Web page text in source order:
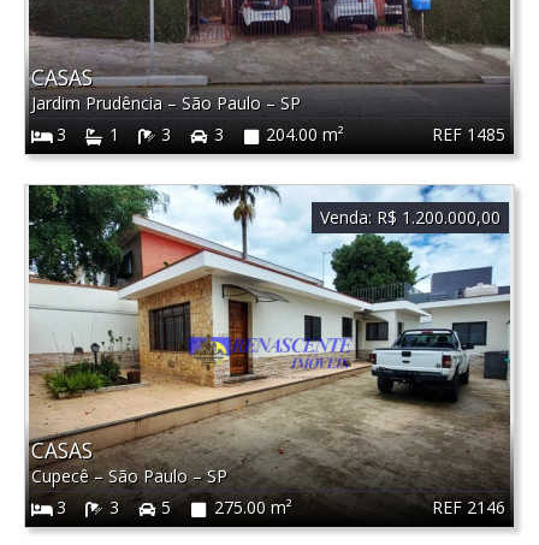
REF 1485
CASAS
Jardim Prudência– São Paulo–SP
3
1 3 3 204.00 m²
REF 2146
CASAS
Cupecê– São Paulo–SP
3
3 5 275.00 m²
Venda: R$ 1.200.000,00